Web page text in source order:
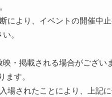
により、イベントの開催中
。
・掲載される場合がござい
す。
場されたことにより、上記